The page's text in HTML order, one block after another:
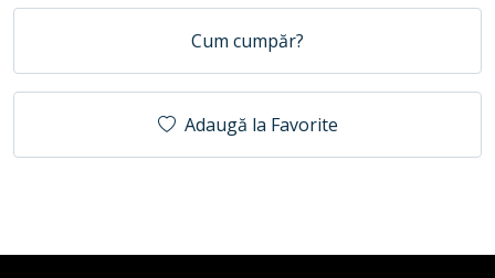
Cum cumpăr?
Adaugă la Favorite